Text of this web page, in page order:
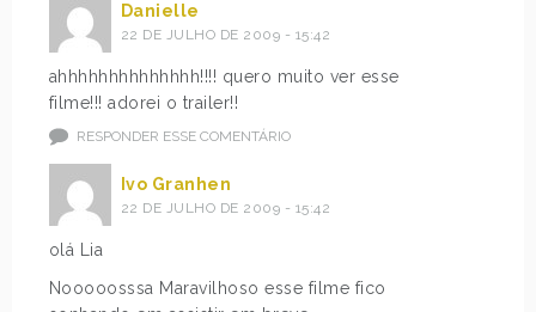
Danielle
22 DE JULHO DE 2009 - 15:42
ahhhhhhhhhhhhhh!!!! quero muito ver esse
filme!!! adorei o trailer!!
RESPONDER ESSE COMENTÁRIO
Ivo Granhen
22 DE JULHO DE 2009 - 15:42
olá Lia
Nooooosssa Maravilhoso esse filme fico